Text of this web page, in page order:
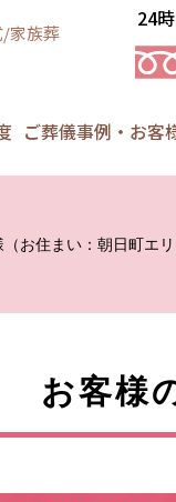
/家族葬
24
ご葬儀事例・お客
（お住まい：朝日町エ
お客様